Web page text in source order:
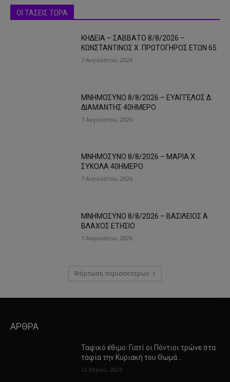
ΟΙ ΤΑΣΕΙΣ ΤΩΡΑ
ΚΗΔΕΙΑ – ΣΑΒΒΑΤΟ 8/8/2026 –
ΚΩΝΣΤΑΝΤΙΝΟΣ Χ. ΠΡΩΤΟΓΗΡΟΣ ΕΤΩΝ 65
7 Αυγούστου, 2026
ΜΝΗΜΟΣΥΝΟ 8/8/2026 – ΕΥΑΓΓΕΛΟΣ Δ.
ΔΙΑΜΑΝΤΗΣ 40ΗΜΕΡΟ
7 Αυγούστου, 2026
ΜΝΗΜΟΣΥΝΟ 8/8/2026 – ΜΑΡΙΑ Χ.
ΣΥΚΟΛΑ 40ΗΜΕΡΟ
7 Αυγούστου, 2026
ΜΝΗΜΟΣΥΝΟ 8/8/2026 – ΒΑΣΙΛΕΙΟΣ Α.
ΒΛΑΧΟΣ ΕΤΗΣΙΟ
7 Αυγούστου, 2026
Φόρτωση περισσοτέρων
ΑΡΘΡΑ
Ταφικό έθιμο: Γιατί οι Πόντιοι τρώνε στα
ταφία την Κυριακή του Θωμά…
12 Μαΐου, 2024